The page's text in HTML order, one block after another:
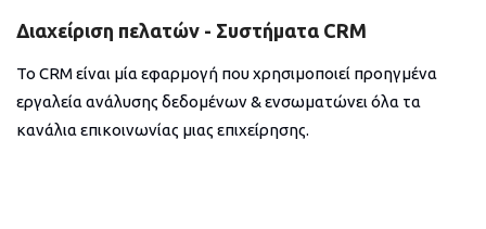
Διαχείριση πελατών - Συστήματα CRM
Το CRM είναι μία εφαρμογή που χρησιμοποιεί προηγμένα
εργαλεία ανάλυσης δεδομένων & ενσωματώνει όλα τα
κανάλια επικοινωνίας μιας επιχείρησης.